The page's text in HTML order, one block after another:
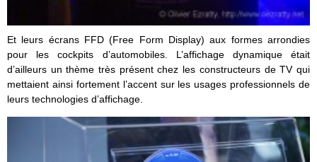
Et leurs écrans FFD (Free Form Display) aux formes arrondies
pour les cockpits d’automobiles. L’affichage dynamique était
d’ailleurs un thème très présent chez les constructeurs de TV qui
mettaient ainsi fortement l’accent sur les usages professionnels de
leurs technologies d’affichage.